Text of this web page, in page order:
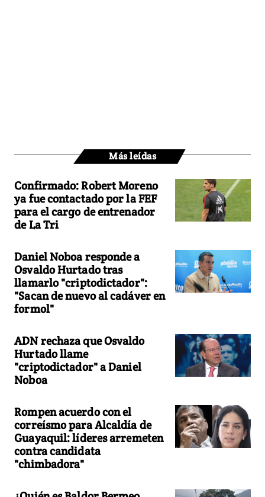
Más leídas
Confirmado: Robert Moreno
ya fue contactado por la FEF
para el cargo de entrenador
de La Tri
Daniel Noboa responde a
Osvaldo Hurtado tras
llamarlo "criptodictador":
"Sacan de nuevo al cadáver en
formol"
ADN rechaza que Osvaldo
Hurtado llame
"criptodictador" a Daniel
Noboa
Rompen acuerdo con el
correísmo para Alcaldía de
Guayaquil: líderes arremeten
contra candidata
"chimbadora"